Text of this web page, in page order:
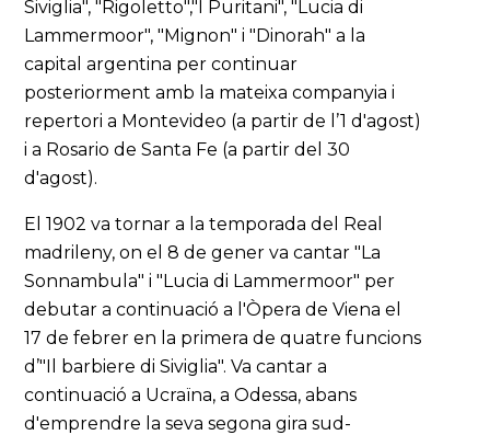
Siviglia", "Rigoletto","I Puritani", "Lucia di
Lammermoor", "Mignon" i "Dinorah" a la
capital argentina per continuar
posteriorment amb la mateixa companyia i
repertori a Montevideo (a partir de l’1 d'agost)
i a Rosario de Santa Fe (a partir del 30
d'agost).
El 1902 va tornar a la temporada del Real
madrileny, on el 8 de gener va cantar "La
Sonnambula" i "Lucia di Lammermoor" per
debutar a continuació a l'Òpera de Viena el
17 de febrer en la primera de quatre funcions
d’"Il barbiere di Siviglia". Va cantar a
continuació a Ucraïna, a Odessa, abans
d'emprendre la seva segona gira sud-